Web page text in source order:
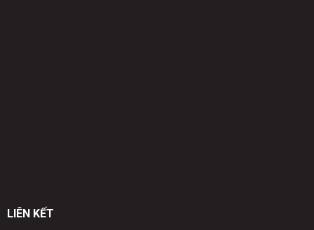
LIÊN KẾT